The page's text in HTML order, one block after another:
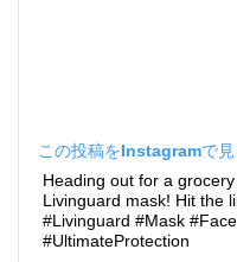
この投稿をInstagramで見
Heading out for a
Livinguard mask! Hit the
#Livinguard #Mask
#UltimateProtection